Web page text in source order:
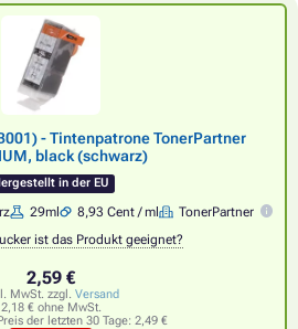
- Tintenpatrone TonerPartner
black (schwarz)
in der EU
29ml 8,93 Cent / ml
TonerPartner
ist das Produkt geeignet?
2,59 €
MwSt. zzgl. Versand
2,18 € ohne MwSt.
der letzten 30 Tage: 2,49 €